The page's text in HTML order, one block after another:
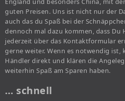
guten Preisen. Uns ist nicht nur der
auch das du Spaß bei der
dennoch mal dazu kommen, dass
jederzeit über das Kontaktformular
gerne weiter. Wenn es notwendig ist,
Händler direkt und klären die
weiterhin Spaß am Sparen haben.
… schnell